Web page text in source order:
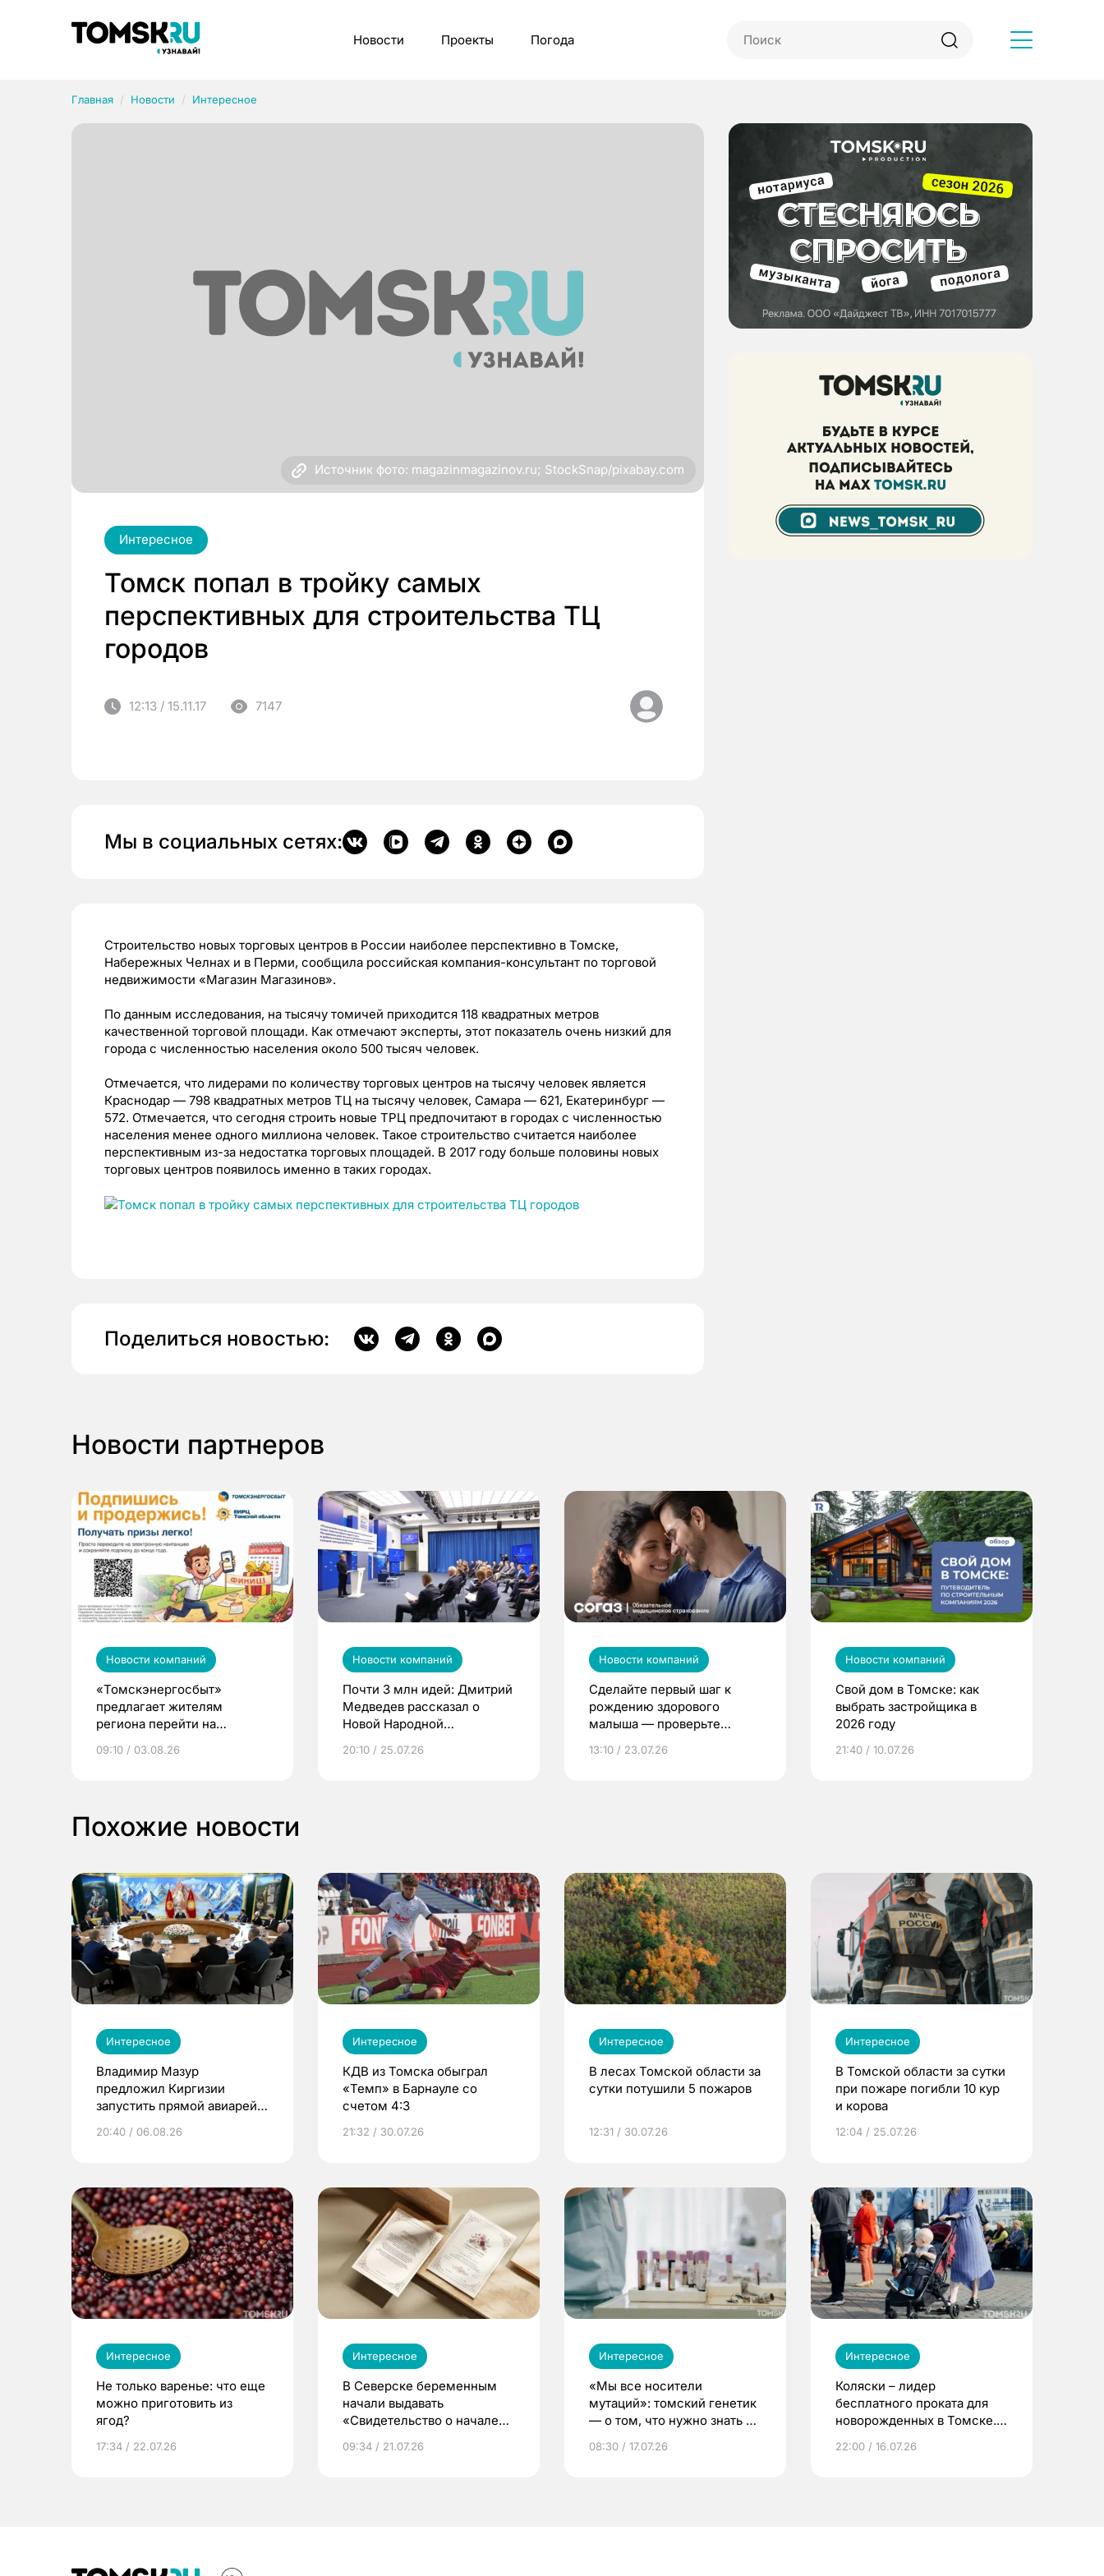
Новости Проекты Погода
Главная Новости Интересное
Источник фото: magazinmagazinov.ru; StockSnap/pixabay.com
Интересное
Томск попал в тройку самых
перспективных для строительства ТЦ
городов
12:13 / 15.11.17 7147
Мы в социальных сетях:
Строительство новых торговых центров в России наиболее перспективно в Томске,
Набережных Челнах и в Перми, сообщила российская компания-консультант по торговой
недвижимости «Магазин Магазинов».
По данным исследования, на тысячу томичей приходится 118 квадратных метров
качественной торговой площади. Как отмечают эксперты, этот показатель очень низкий для
города с численностью населения около 500 тысяч человек.
Отмечается, что лидерами по количеству торговых центров на тысячу человек является
Краснодар — 798 квадратных метров ТЦ на тысячу человек, Самара — 621, Екатеринбург —
572. Отмечается, что сегодня строить новые ТРЦ предпочитают в городах с численностью
населения менее одного миллиона человек. Такое строительство считается наиболее
перспективным из-за недостатка торговых площадей. В 2017 году больше половины новых
торговых центров появилось именно в таких городах.
Поделиться новостью:
Новости партнеров
Новости компаний
«Томскэнергосбыт»
предлагает жителям
региона перейти на
выиграть призы
09:10 / 03.08.26
Новости компаний
Почти 3 млн идей: Дмитрий
Медведев рассказал о
Новой Народной
20:10 / 25.07.26
Новости компаний
Сделайте первый шаг к
рождению здорового
малыша — проверьте
по ОМС!
13:10 / 23.07.26
Новости компаний
Свой дом в Томске: как
выбрать застройщика в
2026 году
21:40 / 10.07.26
Похожие новости
Интересное
Владимир Мазур
предложил Киргизии
запустить прямой авиарейс
20:40 / 06.08.26
Интересное
КДВ из Томска обыграл
«Темп» в Барнауле со
счетом 4:3
21:32 / 30.07.26
Интересное
В лесах Томской области за
сутки потушили 5 пожаров
12:31 / 30.07.26
Интересное
В Томской области за сутки
при пожаре погибли 10 кур
и корова
12:04 / 25.07.26
Интересное
Не только варенье: что еще
можно приготовить из
ягод?
17:34 / 22.07.26
Интересное
В Северске беременным
начали выдавать
«Свидетельство о начале
09:34 / 21.07.26
Интересное
«Мы все носители
мутаций»: томский генетик
— о том, что нужно знать до
08:30 / 17.07.26
Интересное
Коляски – лидер
бесплатного проката для
новорожденных в Томске.
22:00 / 16.07.26
Рубрики